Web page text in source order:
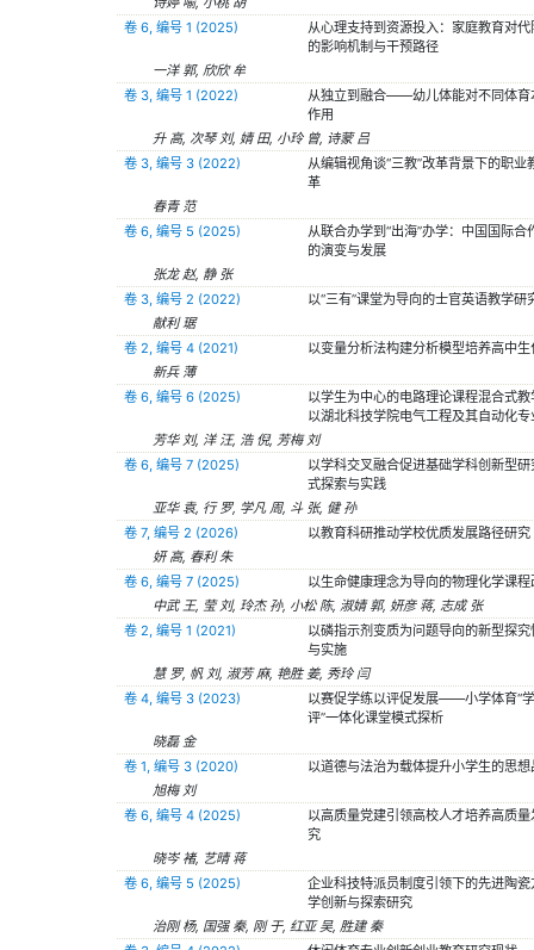
卷 6, 编号 1 (2025)
从心理支持到资源投入：家庭教育对
的影响机制与干预路径
一洋 郭, 欣欣 牟
卷 3, 编号 1 (2022)
从独立到融合——幼儿体能对不同体育
作用
升 高, 次琴 刘, 婧 田, 小玲 曾, 诗蒙 吕
卷 3, 编号 3 (2022)
从编辑视角谈“三教”改革背景下的职业
革
春青 范
卷 6, 编号 5 (2025)
从联合办学到“出海”办学：中国国际合
的演变与发展
张龙 赵, 静 张
卷 3, 编号 2 (2022)
以“三有”课堂为导向的士官英语教学研
献利 琚
卷 2, 编号 4 (2021)
以变量分析法构建分析模型培养高中生
新兵 薄
卷 6, 编号 6 (2025)
以学生为中心的电路理论课程混合式
以湖北科技学院电气工程及其自动化专
芳华 刘, 洋 汪, 浩 倪, 芳梅 刘
卷 6, 编号 7 (2025)
以学科交叉融合促进基础学科创新型
式探索与实践
亚华 袁, 行 罗, 学凡 周, 斗 张, 健 孙
卷 7, 编号 2 (2026)
以教育科研推动学校优质发展路径研究
妍 高, 春利 朱
卷 6, 编号 7 (2025)
以生命健康理念为导向的物理化学课程
中武 王, 莹 刘, 玲杰 孙, 小松 陈, 淑婧 郭, 妍彦 蒋, 志成 张
卷 2, 编号 1 (2021)
以磷指示剂变质为问题导向的新型探
与实施
慧 罗, 帆 刘, 淑芳 麻, 艳胜 姜, 秀玲 闫
卷 4, 编号 3 (2023)
以赛促学练以评促发展——小学体育“
评”一体化课堂模式探析
晓磊 金
卷 1, 编号 3 (2020)
以道德与法治为载体提升小学生的思想
旭梅 刘
卷 6, 编号 4 (2025)
以高质量党建引领高校人才培养高质
究
晓岑 褚, 艺晴 蒋
卷 6, 编号 5 (2025)
企业科技特派员制度引领下的先进陶瓷
学创新与探索研究
治刚 杨, 国强 秦, 刚 于, 红亚 吴, 胜建 秦